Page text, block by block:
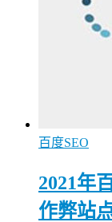
百度SEO
2021年
作弊站